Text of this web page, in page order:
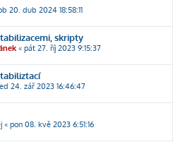
20. dub 2024 18:58:11
skripty
« pát 27. říj 2023 9:15:37
24. zář 2023 16:46:47
« pon 08. kvě 2023 6:51:16